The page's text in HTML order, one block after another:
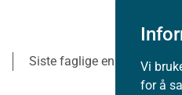
Vi
for å
Siste faglige endring: